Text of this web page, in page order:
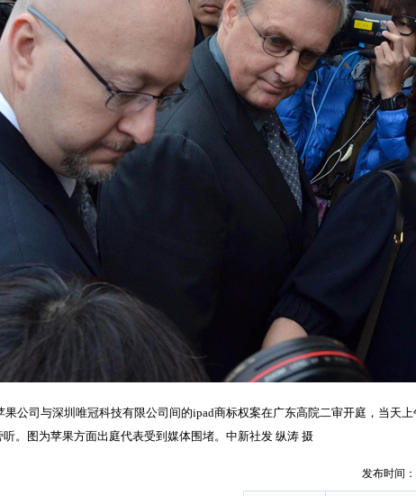
公司与深圳唯冠科技有限公司间的ipad商标权案在广东高院二审开庭，当天
。图为苹果方面出庭代表受到媒体围堵。中新社发 纵涛 摄
发布时间：